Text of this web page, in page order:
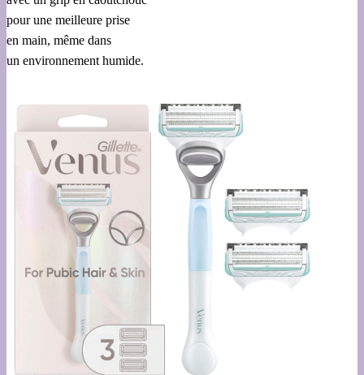
pour une meilleure prise
en main, même dans
un environnement humide.